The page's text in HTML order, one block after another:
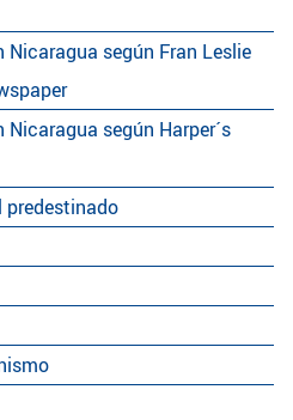
predestinado
Nicaragua según Fran Leslie
Nicaragua según Harper´s